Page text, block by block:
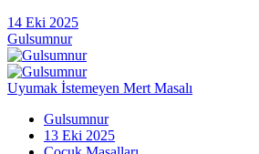
14 Eki 2025
Gulsumnur
Uyumak İstemeyen Mert Masalı
Gulsumnur
13 Eki 2025